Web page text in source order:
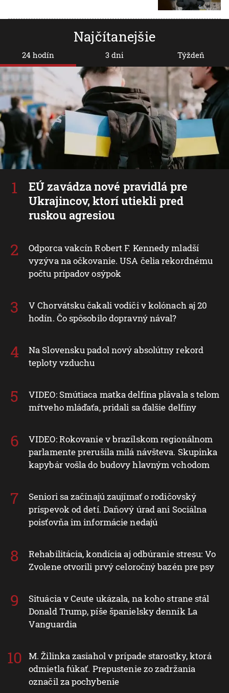
Najčítanejšie
24 hodín
EÚ zavádza nové pravidlá pre
Ukrajincov, ktorí utiekli pred
ruskou agresiou
Odporca vakcín Robert F. Kennedy mladší
vyzýva na očkovanie. USA čelia rekordnému
počtu prípadov osýpok
V Chorvátsku čakali vodiči v kolónach aj 20
hodín. Čo spôsobilo dopravný nával?
Na Slovensku padol nový absolútny rekord
teploty vzduchu
VIDEO: Smútiaca matka delfína plávala s telom
mŕtveho mláďaťa, pridali sa ďalšie delfíny
VIDEO: Rokovanie v brazílskom regionálnom
parlamente prerušila milá návšteva. Skupinka
kapybár vošla do budovy hlavným vchodom
Seniori sa začínajú zaujímať o rodičovský
príspevok od detí. Daňový úrad ani Sociálna
poisťovňa im informácie nedajú
Rehabilitácia, kondícia aj odbúranie stresu: Vo
Zvolene otvorili prvý celoročný bazén pre psy
Situácia v Ceute ukázala, na koho strane stál
Donald Trump, píše španielsky denník La
Vanguardia
M. Žilinka zasiahol v prípade starostky, ktorá
odmietla fúkať. Prepustenie zo zadržania
označil za pochybenie
3 dni Týždeň